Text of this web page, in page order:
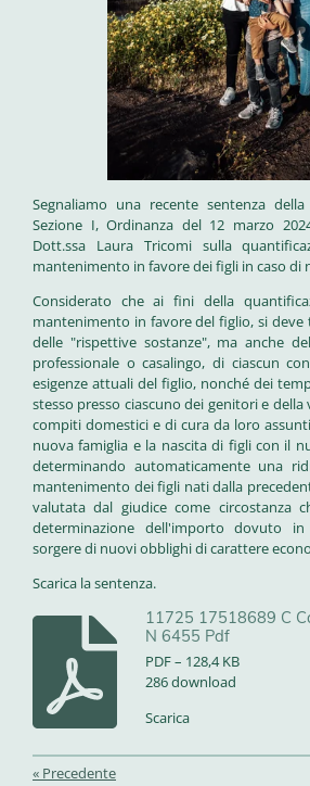
Segnaliamo una recente sentenza della
Sezione I, Ordinanza del 12 marzo
Dott.ssa Laura Tricomi sulla
mantenimento in favore dei figli in caso di
Considerato che ai fini della
mantenimento in favore del figlio, si
delle "rispettive sostanze", ma anche
professionale o casalingo, di ciascun
esigenze attuali del figlio, nonché dei
stesso presso ciascuno dei genitori e della
compiti domestici e di cura da loro
nuova famiglia e la nascita di figli con il
determinando automaticamente una
mantenimento dei figli nati dalla
valutata dal giudice come circostanza
determinazione dell'importo dovuto
sorgere di nuovi obblighi di carattere
Scarica la sentenza.
11725 17518689 C
N 6455 Pdf
PDF – 128,4 KB
286 download
Scarica
« Precedente